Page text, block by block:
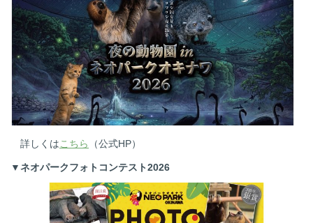
詳しくはこちら （公式HP）
▼ネオパークフォトコンテスト2026